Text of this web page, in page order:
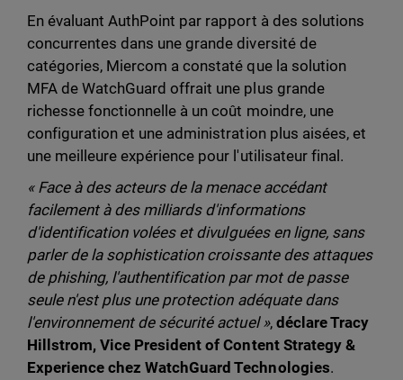
En évaluant AuthPoint par rapport à des solutions
concurrentes dans une grande diversité de
catégories, Miercom a constaté que la solution
MFA de WatchGuard offrait une plus grande
richesse fonctionnelle à un coût moindre, une
configuration et une administration plus aisées, et
une meilleure expérience pour l'utilisateur final.
« Face à des acteurs de la menace accédant
facilement à des milliards d'informations
d'identification volées et divulguées en ligne, sans
parler de la sophistication croissante des attaques
de phishing, l'authentification par mot de passe
seule n'est plus une protection adéquate dans
l'environnement de sécurité actuel », déclare Tracy
Hillstrom, Vice President of Content Strategy &
Experience chez WatchGuard Technologies.